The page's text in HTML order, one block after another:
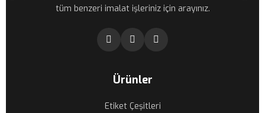
tüm benzeri imalat işleriniz için arayınız.
Ürünler
Etiket Çeşitleri